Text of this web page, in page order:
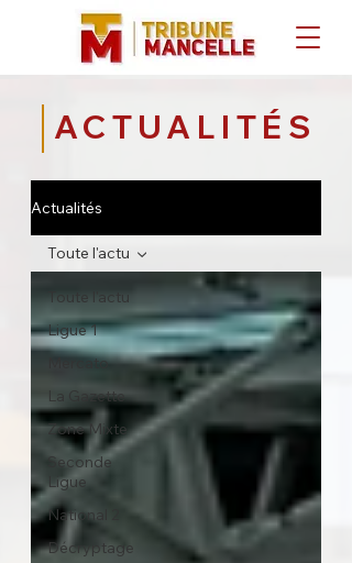
ACTUALITÉS
Actualités
Toute l'actu
Ligue 1
Mercato
La Gazette
Zone Mixte
Seconde
Ligue
National 2
Décryptage
Toute l'actu